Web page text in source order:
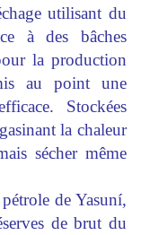
utilisant du
à des bâches
la production
au point une
Stockées
la chaleur
sécher même
de Yasuní,
de brut du